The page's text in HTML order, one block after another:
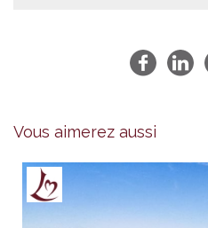
Vous aimerez aussi